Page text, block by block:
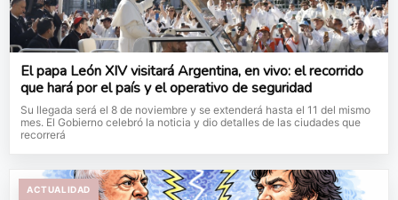
El papa León XIV visitará Argentina, en vivo: el recorrido
que hará por el país y el operativo de seguridad
Su llegada será el 8 de noviembre y se extenderá hasta el 11 del mismo
mes. El Gobierno celebró la noticia y dio detalles de las ciudades que
recorrerá
ACTUALIDAD